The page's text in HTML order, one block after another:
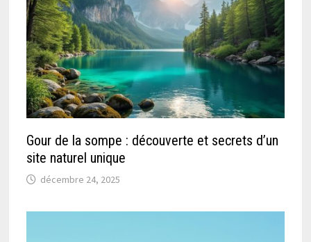
Gour de la sompe : découverte et secrets d’un
site naturel unique
décembre 24, 2025